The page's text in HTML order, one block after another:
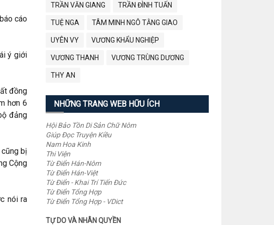
cáo
ý giới
đồng
hơn 6
đảng
bị
Cộng
nói ra
TRẦN VĂN GIANG TRẦN ĐÌNH TUẤN
TUỆ NGA TÂM MINH NGÔ TẰNG GIAO
UYÊN VY VƯƠNG KHẨU NGHIỆP
VƯƠNG THANH VƯƠNG TRÙNG DƯƠNG
THY AN
NHỮNG TRANG WEB HỮU ÍCH
Hội Bảo Tồn Di Sản Chữ Nôm
Giúp Đọc Truyện Kiều
Nam Hoa Kinh
Thi Viện
Từ Điển Hán-Nôm
Từ Điển Hán-Việt
Từ Điển - Khai Trí Tiến Đức
Từ Điển Tổng Hợp
Từ Điển Tổng Hợp - VDict
TỰ DO VÀ NHÂN QUYỀN